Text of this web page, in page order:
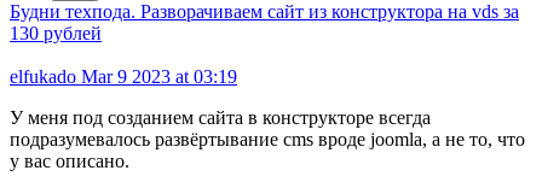
Будни техпода. Разворачиваем сайт из конструктора на vds за
130 рублей
elfukado Mar 9 2023 at 03:19
У меня под созданием сайта в конструкторе всегда
подразумевалось развёртывание cms вроде joomla, а не то, что
у вас описано.